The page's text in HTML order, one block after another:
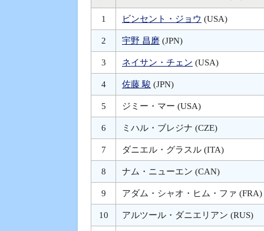
1 ビンセント・ジョウ (USA)
2 宇野 昌磨 (JPN)
3 ネイサン・チェン (USA)
4 佐藤 駿 (JPN)
5 ジミー・マー (USA)
6 ミハル・ブレジナ (CZE)
7 ダニエル・グラスル (ITA)
8 ナム・ニューエン (CAN)
9 アダム・シャオ・ヒム・ファ (FRA)
10 アルツール・ダニエリアン (RUS)